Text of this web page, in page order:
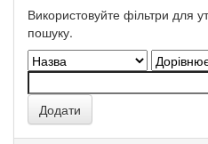
Використовуйте фільтри для
пошуку.